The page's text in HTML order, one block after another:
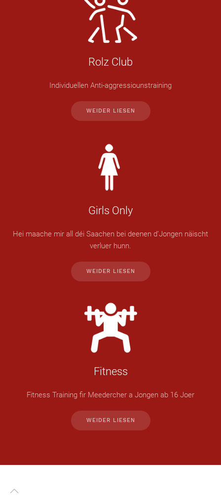
Rolz Club
Individuellen Anti-aggressiounstraining
WEIDER LIESEN
Girls Only
Hei maache mir all déi Saachen bei deenen d’Jongen näischt
verluer hunn.
WEIDER LIESEN
Fitness
Fitness Training fir Meedercher a Jongen ab 16 Joer
WEIDER LIESEN